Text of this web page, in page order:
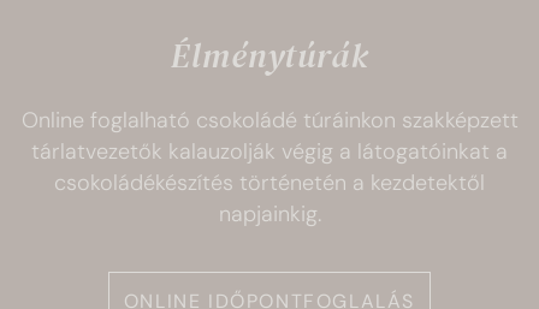
Élménytúrák
Online foglalható csokoládé túráinkon szakképzett
tárlatvezetők kalauzolják végig a látogatóinkat a
csokoládékészítés történetén a kezdetektől
napjainkig.
ONLINE IDŐPONTFOGLALÁS